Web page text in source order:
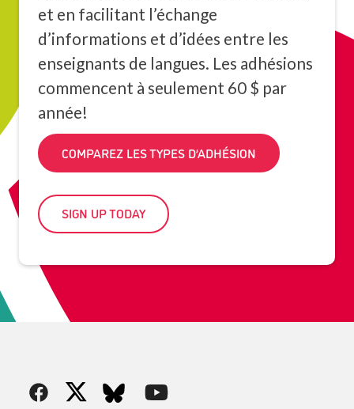
et en facilitant l’échange
d’informations et d’idées entre les
enseignants de langues. Les adhésions
commencent à seulement 60 $ par
année!
COMPAREZ LES TYPES D’ADHÉSION
SIGN UP TODAY